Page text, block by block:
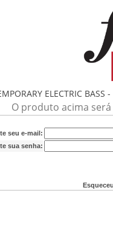
ELECTRIC BASS
O produto acima
seu e-mail:
sua senha: